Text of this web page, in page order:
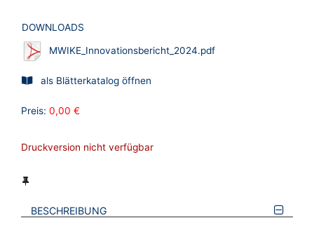
DOWNLOADS
MWIKE_Innovationsbericht_2024.pdf
als Blätterkatalog öffnen
Preis: 0,00 €
Druckversion nicht verfügbar
BESCHREIBUNG